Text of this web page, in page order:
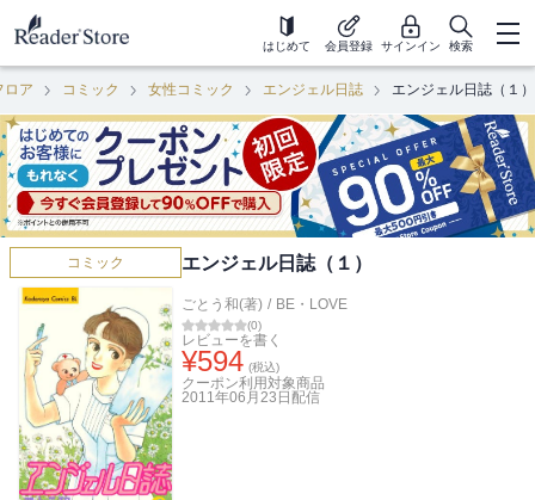
はじめて 会員登録 サインイン 検索
ロア コミック 女性コミック エンジェル日誌 エンジェル日誌（１）
コミック エンジェル日誌（１）
ごとう和(著) / BE・LOVE
(0)
レビューを書く
¥594 (税込)
クーポン利用対象商品
2011年06月23日 配信